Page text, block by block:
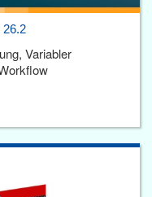
26.2
Variabler